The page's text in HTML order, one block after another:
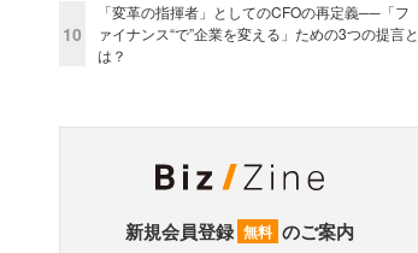
10
「変革の指揮者」としてのCFOの再定義──「フ
ァイナンス“で”企業を変える」ための3つの提言と
は？
新規会員登録 無料 のご案内